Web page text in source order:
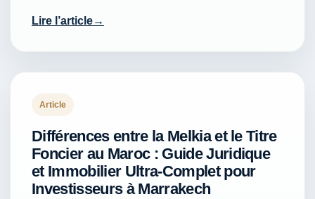
Lire l’article
Article
Différences entre la Melkia et le Titre
Foncier au Maroc : Guide Juridique
et Immobilier Ultra-Complet pour
Investisseurs à Marrakech